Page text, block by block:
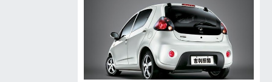
mohave 2012 شاهد صور السيارة » صور سيارة
كيا سبورتاج 2012 Kia Sportag شاهد صور
السيارة » صور سيارة كيا سول 2012 Kia Sou